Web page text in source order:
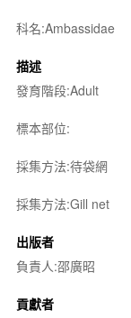
科名:Ambassidae
描述
發育階段:Adult
標本部位:
採集方法:待袋網
採集方法:Gill net
出版者
負責人:邵廣昭
貢獻者